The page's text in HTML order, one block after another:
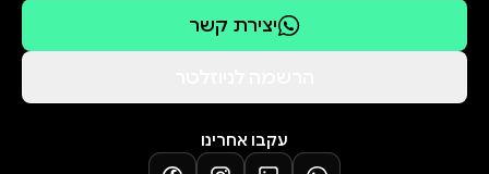
יצירת קשר
עקבו אחרינו